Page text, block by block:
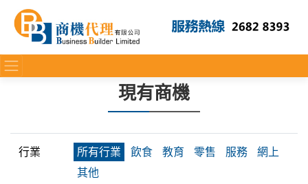
現有商機
行業 所有行業 飲食 教育 零售 服務
網上
其他